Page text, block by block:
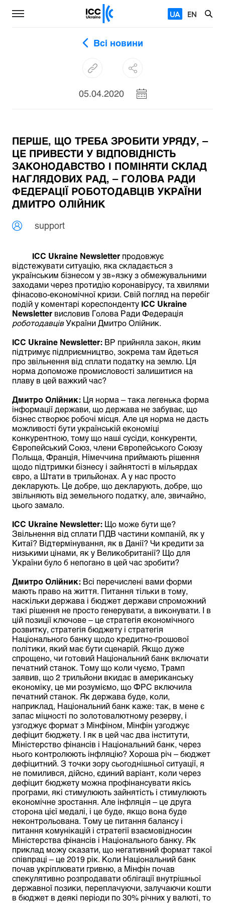
UA EN
Всі новини
05.04.2020
ПЕРШЕ, ЩО ТРЕБА ЗРОБИТИ УРЯДУ, –
ЦЕ ПРИВЕСТИ У ВІДПОВІДНІСТЬ
ЗАКОНОДАВСТВО І ПОМІНЯТИ СКЛАД
НАГЛЯДОВИХ РАД, – ГОЛОВА РАДИ
ФЕДЕРАЦІЇ РОБОТОДАВЦІВ УКРАЇНИ
ДМИТРО ОЛІЙНИК
support
ІСС Ukraine Newsletter продовжує
відстежувати ситуацію, яка складається з
українським бізнесом у зв»язку з обмежувальними
заходами через протидію коронавірусу, та хвилями
фінасово-економічної кризи. Свій погляд на перебіг
подій у коментарі кореспонденту ІСС Ukraine
Newsletter висловив Голова Ради Федерація
роботодавцівУкраїни Дмитро Олійник.
ІСС Ukraine Newsletter: ВР прийняла закон, яким
підтримує підприємництво, зокрема там йдеться
про звільнення від сплати податку на землю. Ця
норма допоможе промисловості залишитися на
плаву в цей важкий час?
Дмитро Олійник: Ця норма – така легенька форма
інформації держави, що держава не забуває, що
бізнес створює робочі місця. Але ця норма не дасть
можливості бути українській економіці
конкурентною, тому що наші сусіди, конкуренти,
Європейський Союз, члени Європейського Союзу
Польща, Франція, Німеччина приймають рішення
щодо підтримки бізнесу і зайнятості в мільярдах
євро, а Штати в трильйонах. А у нас просто
декларують. Це добре, що декларують, добре, що
звільняють від земельного податку, але, звичайно,
цього замало.
ІСС Ukraine Newsletter: Що може бути ще?
Звільнення від сплати ПДВ частини компаній, як у
Китаї? Відтермінування, як в Данії? Чи кредити за
низькими цінами, як у Великобританії? Що для
України було б непогано в цей час зробити?
Дмитро Олійник: Всі перечислені вами форми
мають право на життя. Питання тільки в тому,
наскільки держава і бюджет держави спроможний
такі рішення не просто генерувати, а виконувати. І в
цій позиції ключове – це стратегія економічного
розвитку, стратегія бюджету і стратегія
Національного банку щодо кредитно-грошової
політики, який має бути сценарій. Якщо дуже
спрощено, чи готовий Національний банк включати
печатний станок. Тому що коли чуємо, Трамп
заявив, що 2 трильйони вкидає в американську
економіку, це ми розуміємо, що ФРС включила
печатний станок. Як держава буде, коли,
наприклад, Національний банк каже: так, в мене є
запас міцності по золотовалютному резерву, і
узгоджує формат з Мінфіном, Мінфін узгоджує
дефіцит бюджету. І як в цей час два інститути,
Міністерство фінансів і Національний банк, через
нього контролюють інфляцію? Хороша річ – бюджет
дефіцитний. З точки зору сьогоднішньої ситуації, я
не помилився, дійсно, єдиний варіант, коли через
дефіцит бюджету можна профінансувати якісь
програми, які стимулюють зайнятість і стимулюють
економічне зростання. Але інфляція – це друга
сторона цієї медалі, і це буде, якщо вона буде
неконтрольована. Тому це питання балансу і
питання комунікацій і стратегії взаємовідносин
Міністерства фінансів і Національного банку. Як
приклад можу сказати, що негативний формат такої
співпраці – це 2019 рік. Коли Національний банк
почав укріплювати гривню, а Мінфін почав
спекулятивно розпродавати облігації внутрішньої
державної позики, переплачуючи, залучаючи кошти
в бюджет в деякі періоди по 30% річних у валюті, то